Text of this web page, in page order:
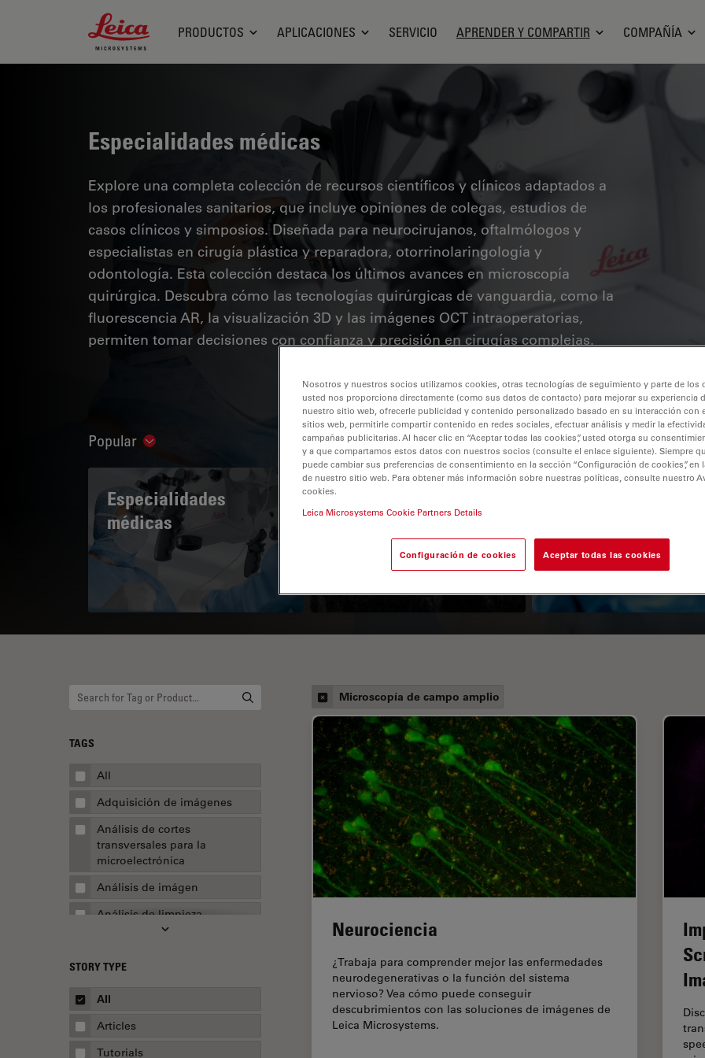
Leica Microsystems Logo
PRODUCTOS APLICACIONES SERVICIO APRENDER Y COMPARTIR COMPAÑÍA
Especialidades médicas
Explore una completa colección de recursos científicos y clínicos adaptados a
los profesionales sanitarios, que incluye opiniones de colegas, estudios de
casos clínicos y simposios. Diseñada para neurocirujanos, oftalmólogos y
especialistas en cirugía plástica y reparadora, otorrinolaringología y
odontología. Esta colección destaca los últimos avances en microscopía
quirúrgica. Descubra cómo las tecnologías quirúrgicas de vanguardia, como la
fluorescencia AR, la visualización 3D y las imágenes OCT intraoperatorias,
permiten tomar decisiones con confianza y precisión en cirugías complejas.
Popular Show subnavigation
Especialidades
médicas
A Guide to OCT
TAGS
All
Adquisición de imágenes
Análisis de cortes
transversales para la
microelectrónica
Análisis de imágen
Análisis de limpieza
Apertura numérica
AR Surgery
Automoción y transporte
Biofarmacia
STORY TYPE
All
Articles
Tutorials
Microscopía de campo amplio
Neurociencia
¿Trabaja para comprender mejor las enfermedades
neurodegenerativas o la función del sistema
nervioso? Vea cómo puede conseguir
descubrimientos con las soluciones de imágenes de
Leica Microsystems.
Nosotros y nuestros socios utilizamos cookies, otras tecnologías de seguimiento y parte de los
usted nos proporciona directamente (como sus datos de contacto) para mejorar su experiencia
nuestro sitio web, ofrecerle publicidad y contenido personalizado basado en su interacción con
sitios web, permitirle compartir contenido en redes sociales, efectuar análisis y medir la
campañas publicitarias. Al hacer clic en “Aceptar todas las cookies”, usted otorga su
y a que compartamos estos datos con nuestros socios (consulte el enlace siguiente). Siempre
puede cambiar sus preferencias de consentimiento en la sección “Configuración de cookies”, en
de nuestro sitio web. Para obtener más información sobre nuestras políticas, consulte nuestro
cookies.
Leica Microsystems Cookie Partners Details
Configuración de cookies Aceptar todas las cookies